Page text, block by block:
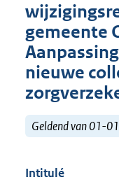
gemeente
nieuwe
Geldend van 01-
Intitulé